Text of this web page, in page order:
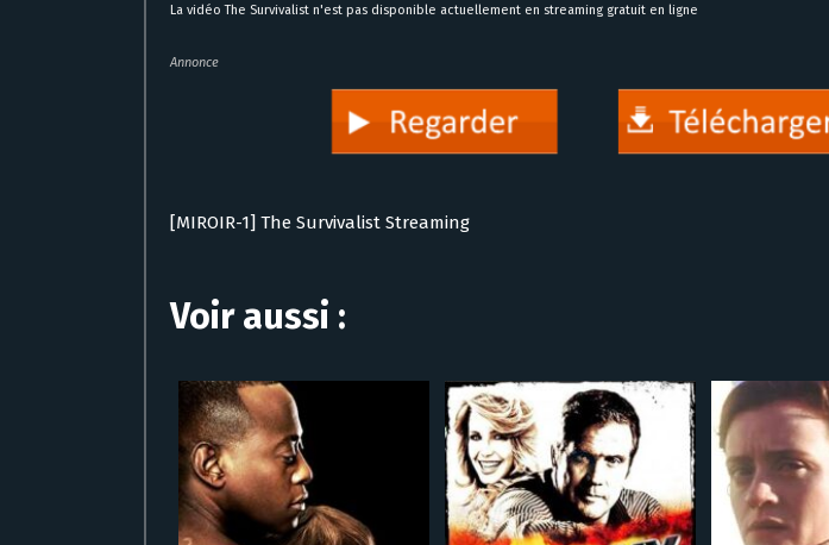
La vidéo The Survivalist n'est pas disponible actuellement en streaming gratuit en ligne
Annonce
[MIROIR-1] The Survivalist Streaming
Voir aussi :